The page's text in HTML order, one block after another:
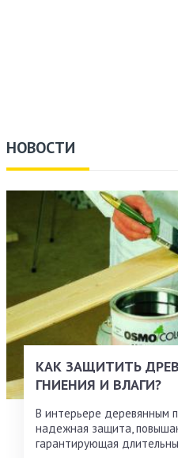
НОВОСТИ
КАК ЗАЩИТИТЬ
ГНИЕНИЯ И ВЛАГИ?
В интерьере деревянным
надежная защита,
гарантирующая